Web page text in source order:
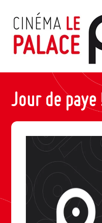
contenu
Jour de